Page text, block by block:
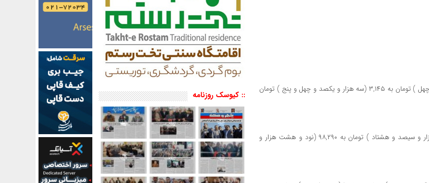
لیر ترکیه امروز با افزایش ۰.۱۵ درصدی، از ۳,۱۴۰ (سه هزار و یکصد و چهل ) تومان به ۳,۱۴۵ (سه هزار و یکصد و چهل و پنج ) تومان
دلار کانادا امروز با کاهش ۳.۱۴ درصدی، از ۱۰۱,۳۸۰ (یکصد و یک هزار و سیصد و هشتاد ) تومان به ۹۸,۲۹۰ (نود و هشت هزار و
:: کیوسک روزنامه